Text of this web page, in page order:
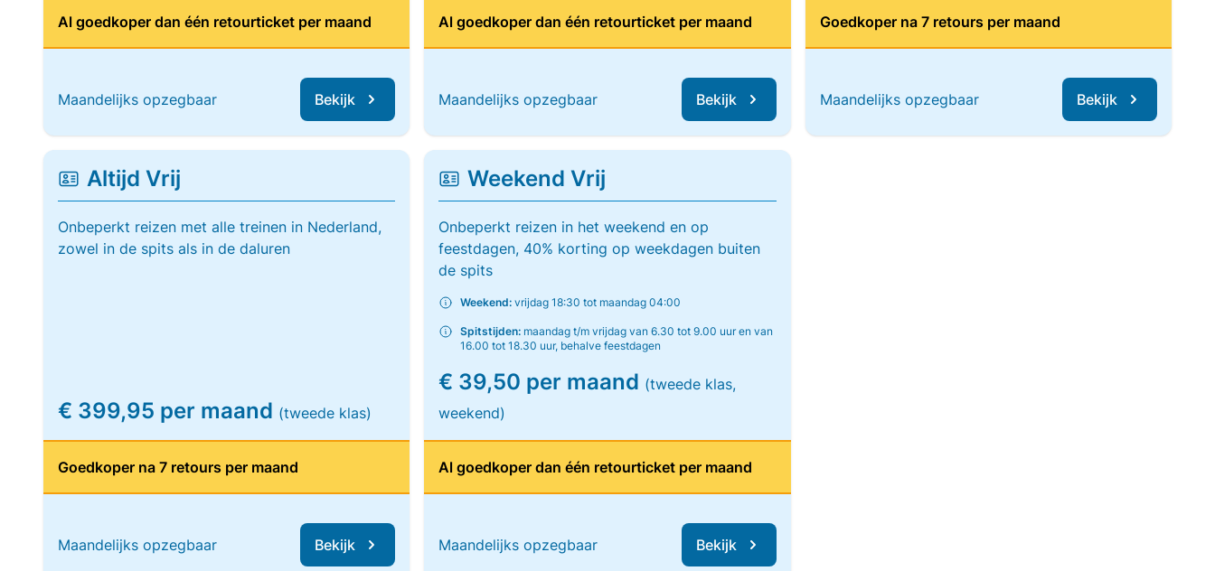
Al goedkoper dan één retourticket per maand
Maandelijks opzegbaar Bekijk
Al goedkoper dan één retourticket per maand
Maandelijks opzegbaar Bekijk
Goedkoper na 7 retours per maand
Maandelijks opzegbaar Bekijk
Altijd Vrij
Onbeperkt reizen met alle treinen in Nederland,
zowel in de spits als in de daluren
€ 399,95 per maand (tweede klas)
Goedkoper na 7 retours per maand
Maandelijks opzegbaar Bekijk
Weekend Vrij
Onbeperkt reizen in het weekend en op
feestdagen, 40% korting op weekdagen buiten
de spits
Weekend: vrijdag 18:30 tot maandag 04:00
Spitstijden: maandag t/m vrijdag van 6.30 tot 9.00 uur en van
16.00 tot 18.30 uur, behalve feestdagen
€ 39,50 per maand (tweede klas,
weekend)
Al goedkoper dan één retourticket per maand
Maandelijks opzegbaar Bekijk